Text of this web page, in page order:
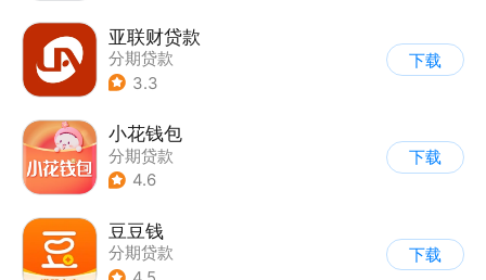
亚联财贷款
分期贷款
3.3
下载
小花钱包
分期贷款
4.6
下载
豆豆钱
分期贷款
下载